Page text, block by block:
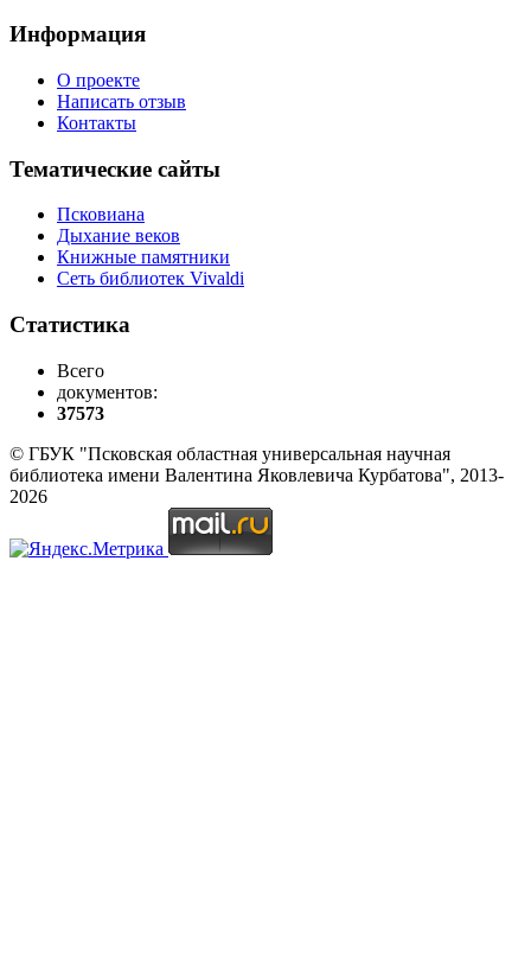
Информация
О проекте
Написать отзыв
Контакты
Тематические сайты
Псковиана
Дыхание веков
Книжные памятники
Сеть библиотек Vivaldi
Статистика
Всего
документов:
37573
© ГБУК "Псковская областная универсальная научная
библиотека имени Валентина Яковлевича Курбатова", 2013-
2026